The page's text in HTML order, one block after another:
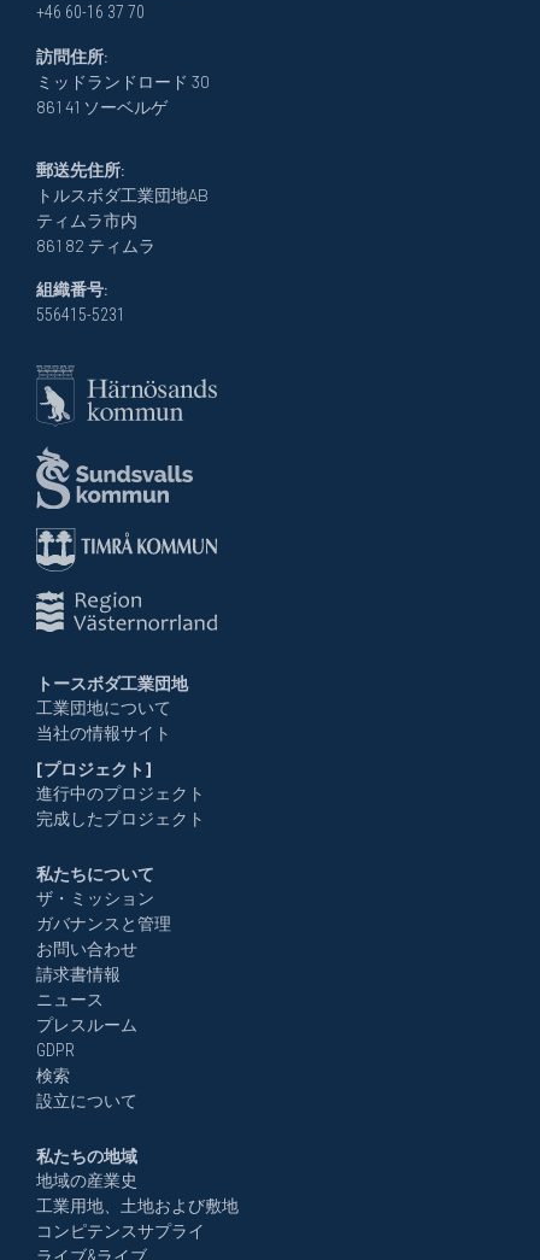
+46 60-16 37 70
訪問住所:
ミッドランドロード 30
861 41 ソーベルゲ
郵送先住所:
トルスボダ工業団地AB
ティムラ市内
861 82 ティムラ
組織番号:
556415-5231
トースボダ工業団地
工業団地について
当社の情報サイト
[プロジェクト]
進行中のプロジェクト
完成したプロジェクト
私たちについて
ザ・ミッション
ガバナンスと管理
お問い合わせ
請求書情報
ニュース
プレスルーム
GDPR
検索
設立について
私たちの地域
地域の産業史
工業用地、土地および敷地
コンピテンスサプライ